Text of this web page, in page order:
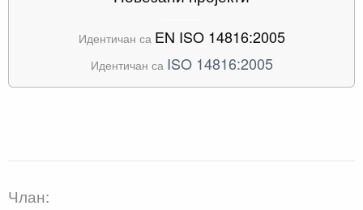
Идентичан са EN ISO 14816:2005
Идентичан са ISO 14816:2005
Члан: